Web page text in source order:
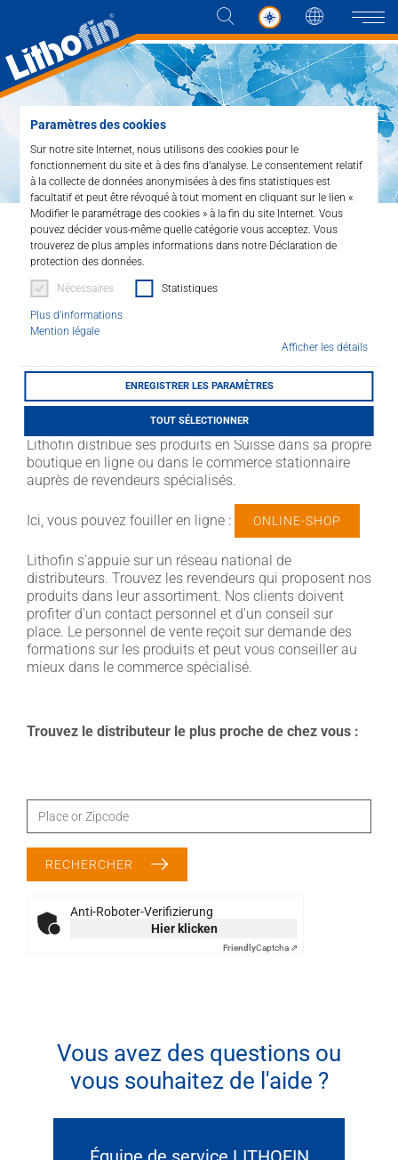
Paramètres des cookies
Sur notre site Internet, nous utilisons des cookies pour le
fonctionnement du site et à des fins d’analyse. Le consentement relatif
à la collecte de données anonymisées à des fins statistiques est
facultatif et peut être révoqué à tout moment en cliquant sur le lien «
Modifier le paramétrage des cookies » à la fin du site Internet. Vous
pouvez décider vous-même quelle catégorie vous acceptez. Vous
trouverez de plus amples informations dans notre Déclaration de
protection des données.
Nécessaires Statistiques
Plus d'informations
Mention légale
Afficher les détails
ENREGISTRER LES PARAMÈTRES
TOUT SÉLECTIONNER
Langue
Les solutions
Actualités et plus
Contacter
LITHOFINDER
Webshop
Download
Home
Les solutions
Lithofin se base sur un
réseau national de
revendeurs
Lithofin distribue ses produits en Suisse dans sa propre
boutique en ligne ou dans le commerce stationnaire
auprès de revendeurs spécialisés.
Ici, vous pouvez fouiller en ligne : ONLINE-SHOP
Lithofin s'appuie sur un réseau national de
distributeurs. Trouvez les revendeurs qui proposent nos
produits dans leur assortiment. Nos clients doivent
profiter d'un contact personnel et d'un conseil sur
place. Le personnel de vente reçoit sur demande des
formations sur les produits et peut vous conseiller au
mieux dans le commerce spécialisé.
Trouvez le distributeur le plus proche de chez vous :
RECHERCHER
Anti-Roboter-Verifizierung
Hier klicken
FriendlyCaptcha ⇗
Vous avez des questions ou
vous souhaitez de l'aide ?